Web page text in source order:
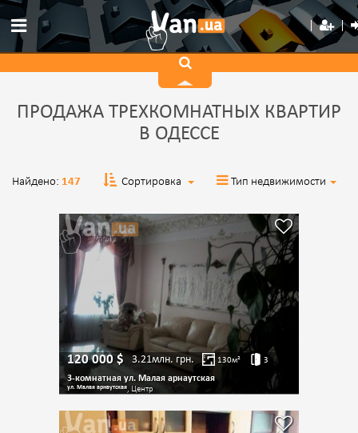
ПРОДАЖА ТРЕХКОМНАТНЫХ КВАРТИР
В ОДЕССЕ
Найдено: 147 Сортировка Тип недвижимости
120 000$ 3.21млн. грн. 130м² 3
3-комнатная ул. Малая арнаутская
ул. Малая арнаутская, Центр